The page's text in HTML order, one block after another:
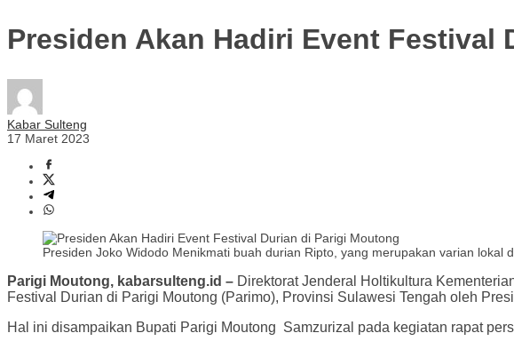
Presiden Akan Hadiri Event Festival
Kabar Sulteng
17 Maret 2023
Presiden Joko Widodo Menikmati buah durian Ripto, yang merupakan varian lokal
Parigi Moutong, kabarsulteng.id – Direktorat Jenderal Holtikultura
Festival Durian di Parigi Moutong (Parimo), Provinsi Sulawesi Tengah oleh
Hal ini disampaikan Bupati Parigi Moutong Samzurizal pada kegiatan rapat